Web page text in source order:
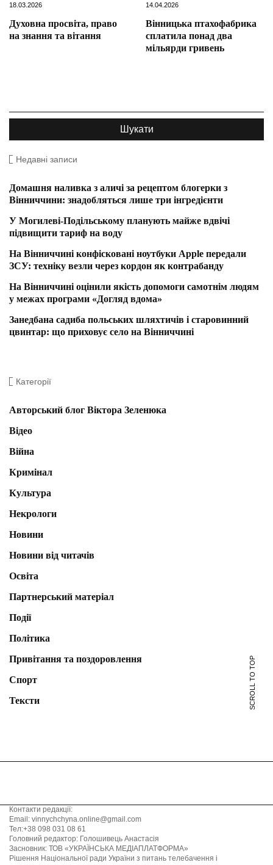
18.03.2026
Духовна просвіта, право
на знання та вітання
14.04.2026
Вінницька птахофабрика
сплатила понад два
мільярди гривень
Недавні записи
Домашня наливка з аличі за рецептом блогерки з
Вінниччини: знадобляться лише три інгредієнти
У Могилеві-Подільському планують майже вдвічі
підвищити тариф на воду
На Вінниччині конфісковані ноутбуки Apple передали
ЗСУ: техніку везли через кордон як контрабанду
На Вінниччині оцінили якість допомоги самотнім людям
у межах програми «Догляд вдома»
Занедбана садиба польських шляхтичів і старовинний
цвинтар: що приховує село на Вінниччині
Категорії
Авторський блог Віктора Зеленюка
Відео
Війна
Кримінал
Культура
Некрологи
Новини
Новини від читачів
Освіта
Партнерський матеріал
Події
Політика
Привітання та поздоровлення
Спорт
Тексти
SCROLL TO TOP
Контакти редакції:
Email: vinnychchyna.online@gmail.com
Тел:+38 098 031 08 61
Головний редактор: Голошивець Анастасія
Засновник: ТОВ «УКРАЇНСЬКА МЕДІАПЛАТФОРМА»
Рішення Національної ради України з питань телебачення і